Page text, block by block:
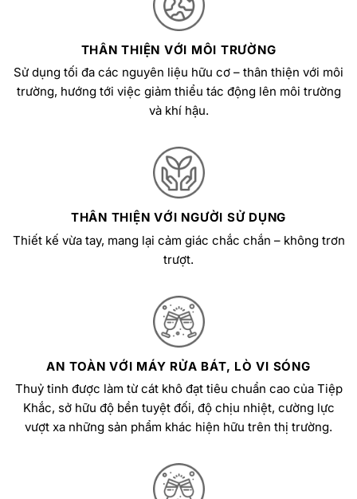
THÂN THIỆN VỚI MÔI TRƯỜNG
Sử dụng tối đa các nguyên liệu hữu cơ – thân thiện với môi
trường, hướng tới việc giảm thiểu tác động lên môi trường
và khí hậu.
THÂN THIỆN VỚI NGƯỜI SỬ DỤNG
Thiết kế vừa tay, mang lại cảm giác chắc chắn – không trơn
trượt.
AN TOÀN VỚI MÁY RỬA BÁT, LÒ VI SÓNG
Thuỷ tinh được làm từ cát khô đạt tiêu chuẩn cao của Tiệp
Khắc, sở hữu độ bền tuyệt đối, độ chịu nhiệt, cường lực
vượt xa những sản phẩm khác hiện hữu trên thị trường.